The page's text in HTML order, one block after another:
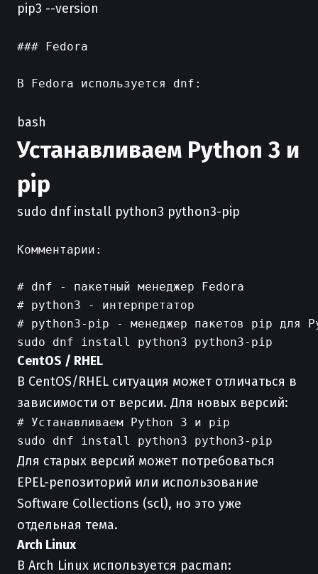
pip3 --version
### Fedora
В Fedora используется dnf:
bash
Устанавливаем Python 3 и
pip
sudo dnf install python3 python3-pip
Комментарии:
# dnf - пакетный менеджер Fedora
# python3 - интерпретатор
# python3-pip - менеджер пакетов pip для
CentOS / RHEL
В CentOS/RHEL ситуация может отличаться в
зависимости от версии. Для новых версий:
# Устанавливаем Python 3 и pip
Для старых версий может потребоваться
EPEL-репозиторий или использование
Software Collections (scl), но это уже
отдельная тема.
Arch Linux
В Arch Linux используется pacman: